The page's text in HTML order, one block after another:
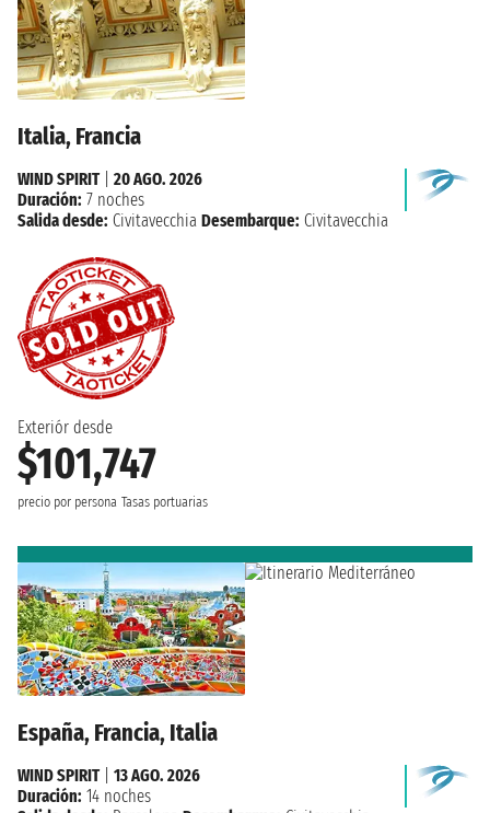
Italia, Francia
Exteriór desde
$101,747
precio por persona Tasas portuarias
WIND SPIRIT| 20 AGO. 2026
Duración: 7 noches
Salida desde: Civitavecchia Desembarque: Civitavecchia
España, Francia, Italia
WIND SPIRIT| 13 AGO. 2026
Duración: 14 noches